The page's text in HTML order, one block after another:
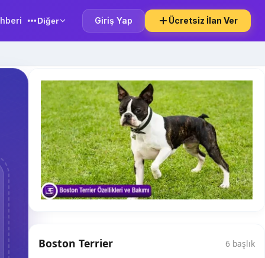
Diğer Giriş Yap Ücretsiz İlan Ver
Boston Terrier 6 başlık